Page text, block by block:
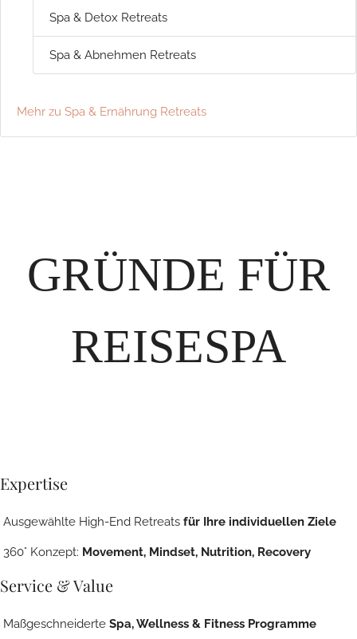
Spa & Detox Retreats
Spa & Abnehmen Retreats
Mehr zu Spa & Ernährung Retreats
GRÜNDE FÜR
REISESPA
Expertise
Ausgewählte High-End Retreats für Ihre individuellen Ziele
360° Konzept: Movement, Mindset, Nutrition, Recovery
Service & Value
Maßgeschneiderte Spa, Wellness & Fitness Programme